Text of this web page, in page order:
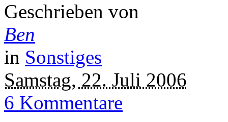
Geschrieben von
Ben
in Sonstiges
Samstag, 22. Juli 2006
6 Kommentare